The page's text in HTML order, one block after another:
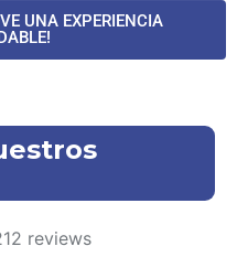
UNA EXPERIENCIA
reviews